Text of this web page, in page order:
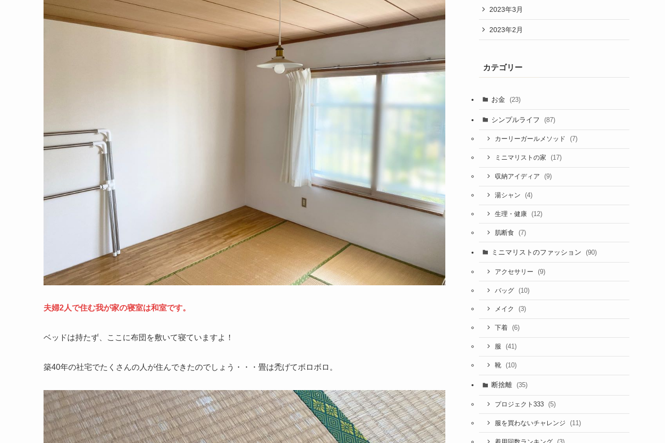
夫婦2人で住む我が家の寝室は和室です。
ベッドは持たず、ここに布団を敷いて寝ていますよ！
築40年の社宅でたくさんの人が住んできたのでしょう・・・畳は禿げてボロボロ。
2023年3月
2023年2月
カテゴリー
お金 (23)
シンプルライフ (87)
カーリーガールメソッド (7)
ミニマリストの家 (17)
収納アイディア (9)
湯シャン (4)
生理・健康 (12)
肌断食 (7)
ミニマリストのファッション (90)
アクセサリー (9)
バッグ (10)
メイク (3)
下着 (6)
服 (41)
靴 (10)
断捨離 (35)
プロジェクト333 (5)
服を買わないチャレンジ (11)